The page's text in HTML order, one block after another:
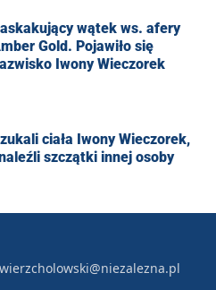
wątek ws. afery
Gold. Pojawiło się
Iwony Wieczorek
ciała Iwony Wieczorek,
szczątki innej osoby